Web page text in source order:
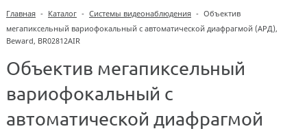
Главная - Каталог - Системы видеонаблюдения - Объектив
мегапиксельный вариофокальный с автоматической диафрагмой (АРД),
Beward, BR02812AIR
Объектив мегапиксельный
вариофокальный с
автоматической диафрагмой